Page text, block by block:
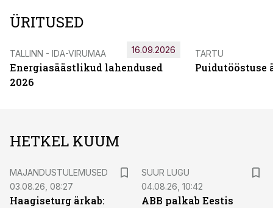
ÜRITUSED
TALLINN - IDA-VIRUMAA
Energiasäästlikud lahendused
2026
16.09.2026 TARTU
Puidutööstuse
HETKEL KUUM
MAJANDUSTULEMUSED
03.08.26, 08:27
Haagiseturg ärkab:
SUUR LUGU
04.08.26, 10:42
ABB palkab Eestis